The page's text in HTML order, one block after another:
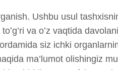
Ushbu usul
va oʻz vaqtida
siz ichki
ma’lumot olishingiz